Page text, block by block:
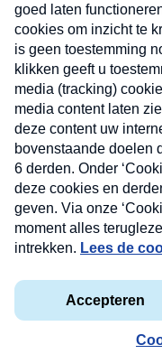
Privacyverklaring
Kwetsbaarheid melden
Copyright © 2026 MAX
Nieuwsbrief
Neem hier een
nieuwsbrief. Elke